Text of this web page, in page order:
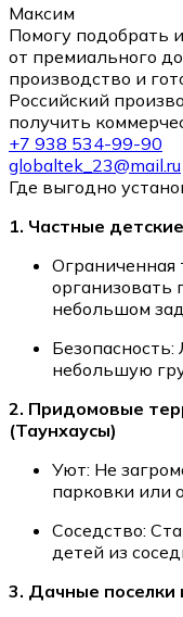
Максим
Помогу подобрать
от премиального
производство и
Российский
получить
+7 938 534-99-90
globaltek_23@mail.ru
Где выгодно
1. Частные
Ограниченная
организовать
небольшом
небольшую
2. Придомовые
(Таунхаусы)
Уют: Не
парковки или
Соседство:
детей из
3. Дачные поселки